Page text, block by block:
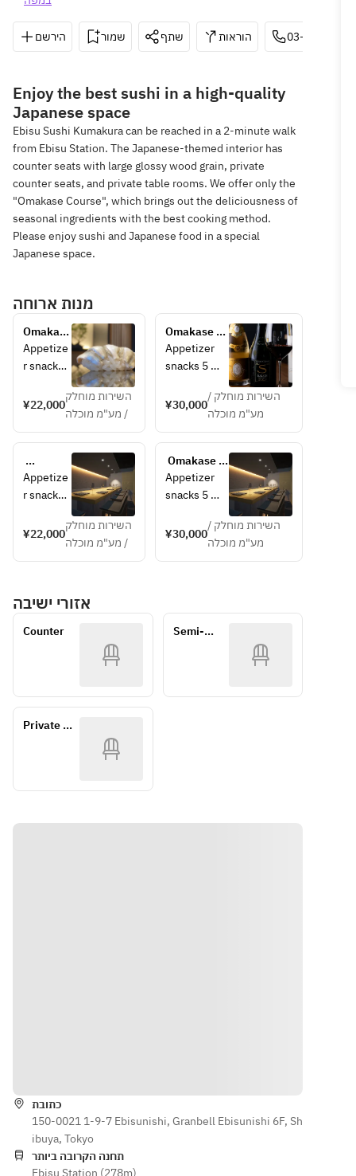
הירשם שמור שתף הוראות 03-6455-
Enjoy the best sushi in a high-quality
Japanese space
Ebisu Sushi Kumakura can be reached in a 2-minute walk
from Ebisu Station. The Japanese-themed interior has
counter seats with large glossy wood grain, private
counter seats, and private table rooms. We offer only the
"Omakase Course", which brings out the deliciousness of
seasonal ingredients with the best cooking method.
Please enjoy sushi and Japanese food in a special
Japanese space.
מנות ארוחה
Omakase
course
Appetize
r snacks
12 sushi
rolls, egg
*Course
example.
¥22,000
השירות מוחלק
/ מע"מ מוכלה
Omakase
course
[with a
white wine
or
Appetizer
snacks 5
sushi rolls,
This course
is a set
course with
alcohol
*Course is
an example.
¥30,000
השירות מוחלק /
מע"מ מוכלה
Omakase
course
Appetize
r snacks
12 sushi
rolls, egg
*Course
example.
¥22,000
השירות מוחלק
/ מע"מ מוכלה
Omakase
course
[with a
white wine
or
Appetizer
snacks 5
sushi rolls,
This course
alcohol
bottle.
¥30,000
השירות מוחלק /
מע"מ מוכלה
אזורי ישיבה
Counter
Semi-
Private
כתובת
150-0021 1-9-7 Ebisunishi, Granbell Ebisunishi 6F, Sh
ibuya, Tokyo
תחנה הקרובה ביותר
Ebisu Station (278m)